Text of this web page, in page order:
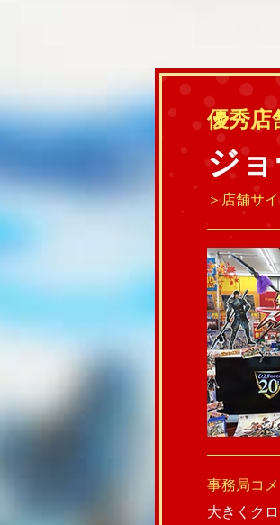
優秀店
ジ
＞店舗サイ
事務局コメ
大きくク